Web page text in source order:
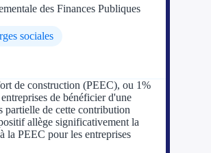
Aides Région
Aides Région
des Finances Publiques
sociales
de construction (PEEC), ou 1%
de bénéficier d'une
partielle de cette contribution
allège significativement la
la PEEC pour les entreprises